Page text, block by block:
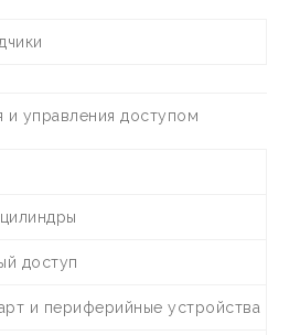
и управления доступом
доступ
и периферийные устройства